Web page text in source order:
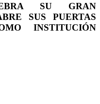
SU GRAN
SUS PUERTAS
INSTITUCIÓN